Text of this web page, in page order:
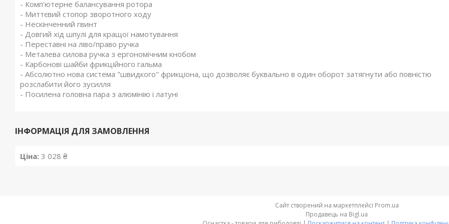
- Комп'ютерне балансування ротора
- Миттєвий стопор зворотного ходу
- Нескінченний гвинт
- Довгий хід шпулі для кращої намотування
- Переставні на ліво/право ручка
- Металева силова ручка з ергономічним кнобом
- Карбонові шайби фрикційного гальма
- Абсолютно нова система "швидкого" фрикціона, що дозволяє буквально в один оборот затягнути або повністю
розслабити його зусилля
- Посилена головна пара з алюмінію і латуні
ІНФОРМАЦІЯ ДЛЯ ЗАМОВЛЕННЯ
Ціна: 3 028 ₴
Сайт створений на маркетплейсі Prom.ua
Продавець на Bigl.ua